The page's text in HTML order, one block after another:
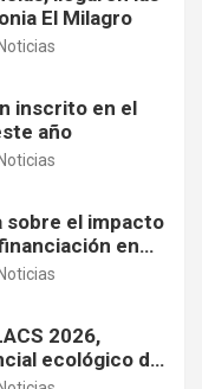
El Milagro
inscrito en el
año
sobre el impacto
en
a
2026,
ecológico de